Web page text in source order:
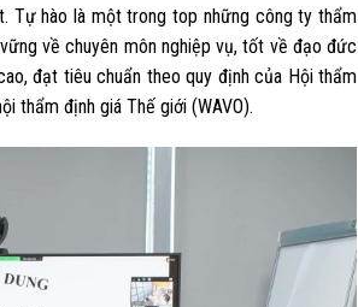
Tự hào là một trong top những công ty thẩm
về chuyên môn nghiệp vụ, tốt về đạo đức
đạt tiêu chuẩn theo quy định của Hội thẩm
thẩm định giá Thế giới (WAVO).